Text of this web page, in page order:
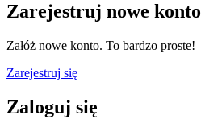
Zarejestruj nowe konto
Załóż nowe konto. To bardzo proste!
Zarejestruj się
Zaloguj się